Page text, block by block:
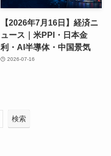
【2026年7月16日】経済ニ
ュース｜米PPI・日本金
利・AI半導体・中国景気
2026-07-16
検索